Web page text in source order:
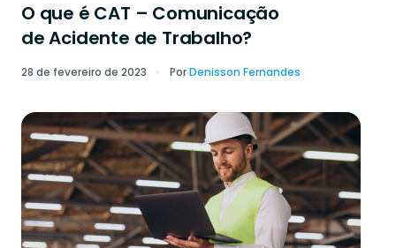
O que é CAT – Comunicação
de Acidente de Trabalho?
28 de fevereiro de 2023 PorDenisson Fernandes